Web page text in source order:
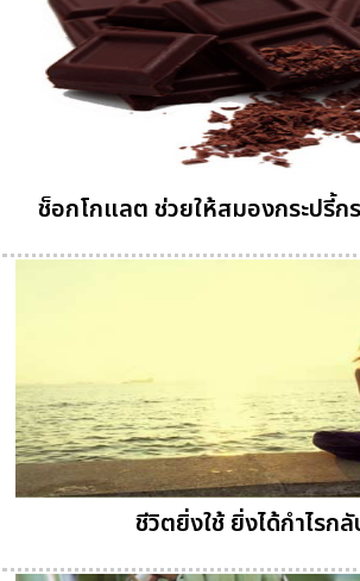
ช็อกโกแลต ช่วยให้สมองกระปรี้ก
ชีวิตยิ่งใช้ ยิ่งได้กำไรก